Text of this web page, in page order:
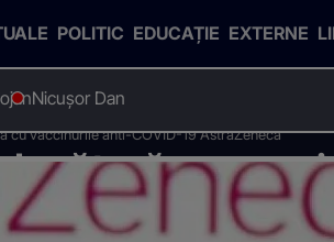
POLITIC EDUCAȚIE EXTERNE
Nicușor Dan
cu vaccinurile anti-COVID-19 AstraZeneca
legătură cu